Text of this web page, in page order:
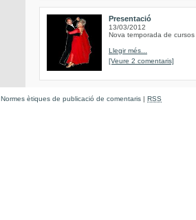
Presentació
13/03/2012
Nova temporada de
Llegir més...
[Veure 2 comentaris]
Normes ètiques de publicació de comentaris | RSS